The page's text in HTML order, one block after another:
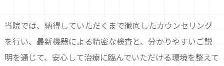
当院では、納得していただくまで徹底したカウンセリング
を行い、最新機器による精密な検査と、分かりやすいご説
明を通じて、安心して治療に臨んでいただける環境を整えて